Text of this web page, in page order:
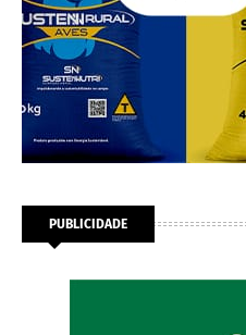
PUBLICIDADE